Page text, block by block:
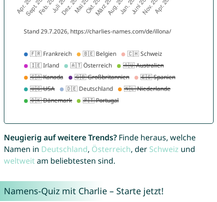
Neugierig auf weitere Trends?Finde heraus, welche
Namen in Deutschland, Österreich, der Schweiz und
weltweitam beliebtesten sind.
Namens-Quiz mit Charlie – Starte jetzt!